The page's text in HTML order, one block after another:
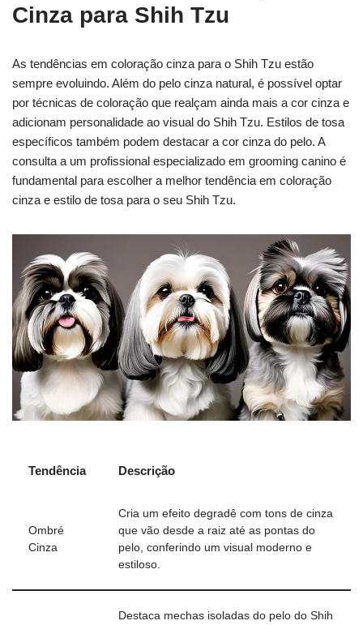
Cinza para Shih Tzu
As tendências em coloração cinza para o Shih Tzu estão
sempre evoluindo. Além do pelo cinza natural, é possível optar
por técnicas de coloração que realçam ainda mais a cor cinza e
adicionam personalidade ao visual do Shih Tzu. Estilos de tosa
específicos também podem destacar a cor cinza do pelo. A
consulta a um profissional especializado em grooming canino é
fundamental para escolher a melhor tendência em coloração
cinza e estilo de tosa para o seu Shih Tzu.
Tendência Descrição
Ombré
Cinza
Cria um efeito degradê com tons de cinza
que vão desde a raiz até as pontas do
pelo, conferindo um visual moderno e
estiloso.
Destaca mechas isoladas do pelo do Shih